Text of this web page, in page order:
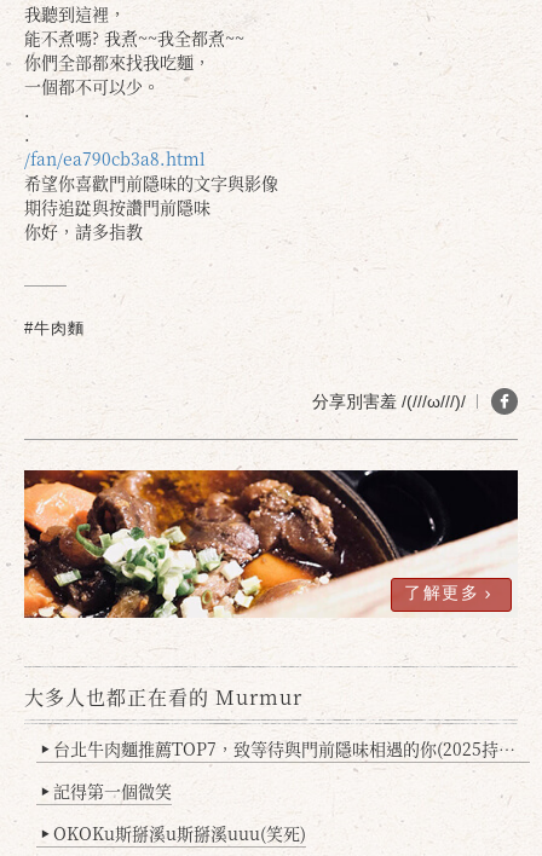
我聽到這裡，
能不煮嗎? 我煮~~我全都煮~~
你們全部都來找我吃麵，
一個都不可以少。
.
.
/fan/ea790cb3a8.html
希望你喜歡門前隱味的文字與影像
期待追踨與按讚門前隱味
你好，請多指教
#牛肉麵
分享別害羞 /(///ω///)/
了解更多
大多人也都正在看的 Murmur
▶ 台北牛肉麵推薦TOP7，致等待與門前隱味相遇的你(2025持續更新
▶ 記得第一個微笑
▶ OKOKu斯掰溪u斯掰溪uuu(笑死)
確定